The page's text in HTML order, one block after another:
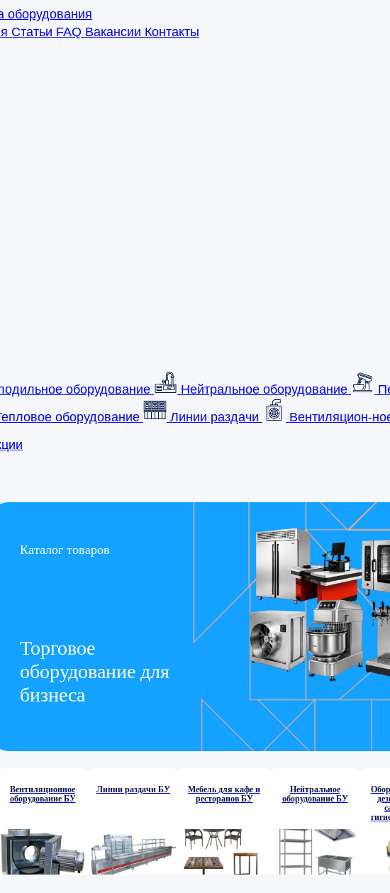
оборудования
Статьи FAQ Вакансии Контакты
оборудование Нейтральное оборудование
оборудование Линии раздачи Вентиляцион-
Каталог товаров
Торговое
оборудование для
бизнеса
Вентиляционное
оборудование БУ
Линии раздачи БУ
Мебель для кафе и
ресторанов БУ
Нейтральное
оборудование БУ